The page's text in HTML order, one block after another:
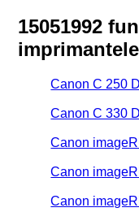
15051992
imprimantele
Canon C 250 D
Canon C 330 D
Canon
Canon
Canon